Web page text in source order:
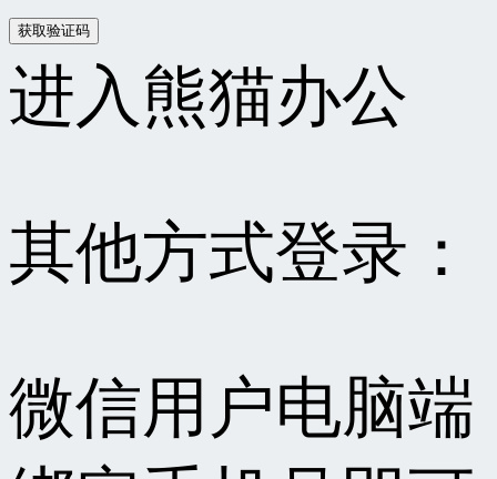
进入熊猫办公
其他方式登录：
微信用户电脑端